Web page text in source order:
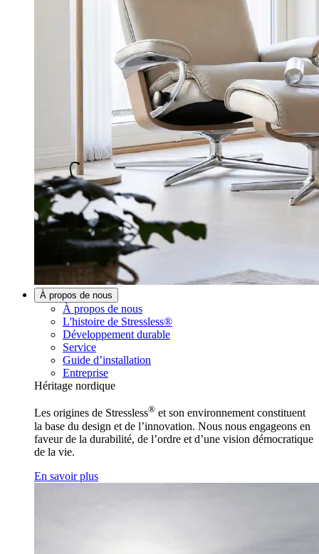
À propos de nous
À propos de nous
L'histoire de Stressless®
Développement durable
Service
Guide d’installation
Entreprise
Héritage nordique
Les origines de Stressless® et son environnement constituent
la base du design et de l’innovation. Nous nous engageons en
faveur de la durabilité, de l’ordre et d’une vision démocratique
de la vie.
En savoir plus